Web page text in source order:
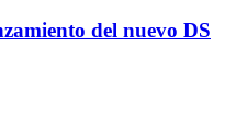
del nuevo DS